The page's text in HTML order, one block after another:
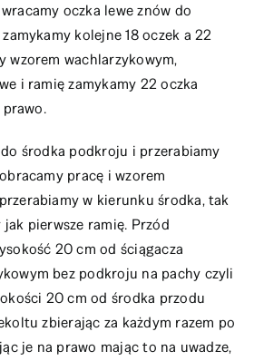
oczka lewe znów do
kolejne 18 oczek a 22
wzorem wachlarzykowym,
i ramię zamykamy 22 oczka
środka podkroju i przerabiamy
pracę i wzorem
w kierunku środka, tak
jak pierwsze ramię. Przód
20 cm od ściągacza
bez podkroju na pachy czyli
20 cm od środka przodu
zbierając za każdym razem po
je na prawo mając to na uwadze,